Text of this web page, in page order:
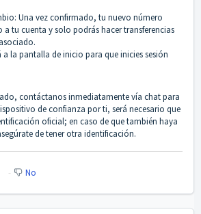
Una vez confirmado, tu nuevo número
a tu cuenta y solo podrás hacer transferencias
a la pantalla de inicio para que inicies sesión
contáctanos inmediatamente vía chat para
de confianza por ti, será necesario que
oficial; en caso de que también haya
de tener otra identificación.
No